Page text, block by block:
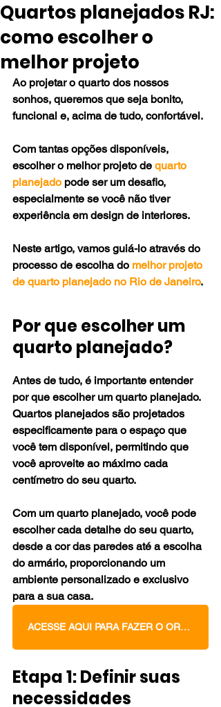
Quartos planejados RJ:
como escolher o
melhor projeto
Ao projetar o quarto dos nossos
sonhos, queremos que seja bonito,
funcional e, acima de tudo, confortável.
Com tantas opções disponíveis,
escolher o melhor projeto de quarto
planejado pode ser um desafio,
especialmente se você não tiver
experiência em design de interiores.
Neste artigo, vamos guiá-lo através do
processo de escolha do melhor projeto
de quarto planejado no Rio de Janeiro.
Por que escolher um
quarto planejado?
Antes de tudo, é importante entender
por que escolher um quarto planejado.
Quartos planejados são projetados
especificamente para o espaço que
você tem disponível, permitindo que
você aproveite ao máximo cada
centímetro do seu quarto.
Com um quarto planejado, você pode
escolher cada detalhe do seu quarto,
desde a cor das paredes até a escolha
do armário, proporcionando um
ambiente personalizado e exclusivo
para a sua casa.
ACESSE AQUI PARA FAZER O ORÇAMENTO DOS SEUS MÓVEIS PLANEJADOS
Etapa 1: Definir suas
necessidades